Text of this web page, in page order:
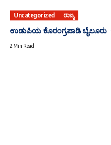
Uncategorized ರಾಜ್ಯ
ಉಡುಪಿಯ ಕೊರಂಗ್ರಪಾಡಿ ಬೈಲೂರು
2 Min Read